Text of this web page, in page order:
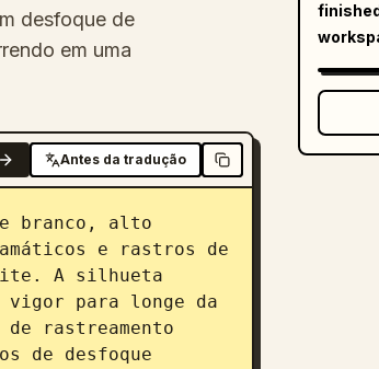
desfoque de
em uma
Antes da tradução
e branco, alto
e rastros de
A silhueta
vigor para longe da
rastreamento
de desfoque